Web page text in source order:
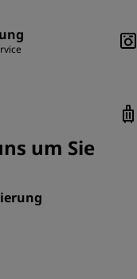
um Sie